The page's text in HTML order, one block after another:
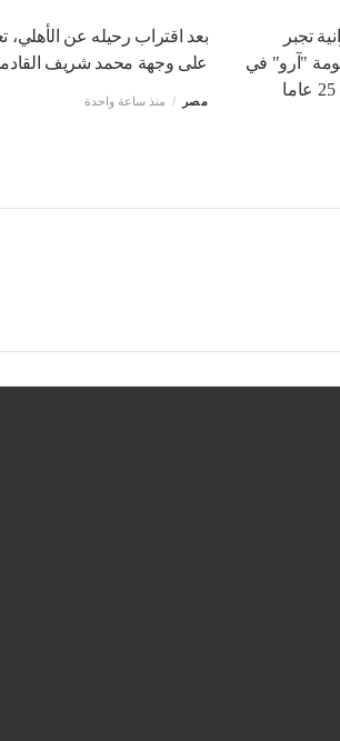
تجبر
"آرو" في
بعد اقتراب رحيله عن الأهلي،
على وجهة محمد شريف
مصر منذ ساعة واحدة